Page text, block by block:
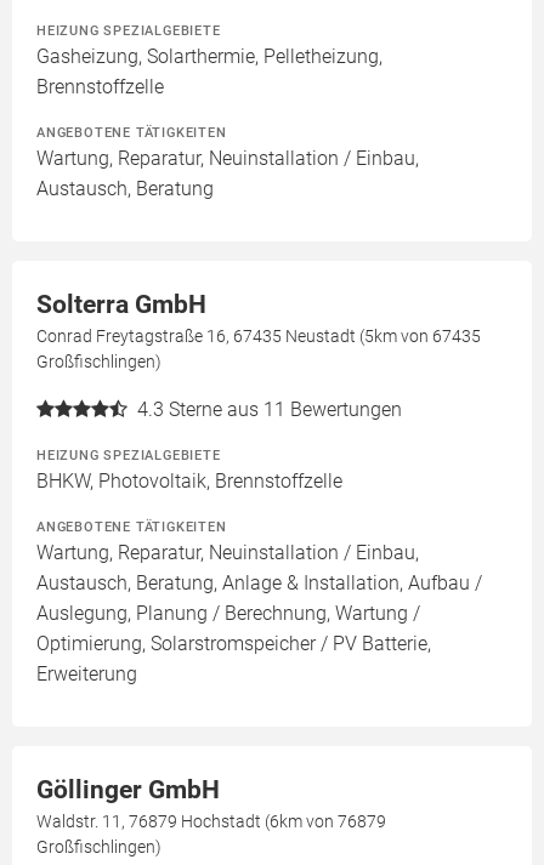
HEIZUNG SPEZIALGEBIETE
Gasheizung, Solarthermie, Pelletheizung,
Brennstoffzelle
ANGEBOTENE TÄTIGKEITEN
Wartung, Reparatur, Neuinstallation / Einbau,
Austausch, Beratung
Solterra GmbH
Conrad Freytagstraße 16, 67435 Neustadt (5km von 67435
Großfischlingen)
4.3 Sterne aus 11 Bewertungen
HEIZUNG SPEZIALGEBIETE
BHKW, Photovoltaik, Brennstoffzelle
ANGEBOTENE TÄTIGKEITEN
Wartung, Reparatur, Neuinstallation / Einbau,
Austausch, Beratung, Anlage & Installation, Aufbau /
Auslegung, Planung / Berechnung, Wartung /
Optimierung, Solarstromspeicher / PV Batterie,
Erweiterung
Göllinger GmbH
Waldstr. 11, 76879 Hochstadt (6km von 76879
Großfischlingen)